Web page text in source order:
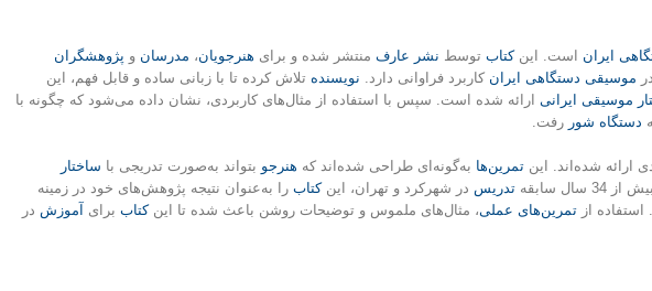
ایران است. اینکتاب توسط نشر عارف منتشر شده‌ و برای هنرجویان، مدرسان و پژوهشگران
موسیقی دستگاهی ایران کاربرد فراوانی دارد. نویسنده تلاش کرده تا با زبانی ساده و قابل فهم، این
موسیقی ایرانی ارائه شده‌ است. سپس با استفاده از مثال‌های کاربردی، نشان داده‌ می‌شود که چگونه با
دستگاه شور رفت.
ارائه شده‌اند. این تمرین‌ها به‌گونه‌ای طراحی شده‌اند که هنرجو بتواند به‌صورت تدریجی با ساختار
سابقه تدریس در شهرکرد و تهران، اینکتاب را به‌عنوان نتیجه پژوهش‌های خود در زمینه
استفاده از تمرین‌های عملی، مثال‌های ملموس و توضیحات روشن باعث شده‌ تا اینکتاب برای آموزش در